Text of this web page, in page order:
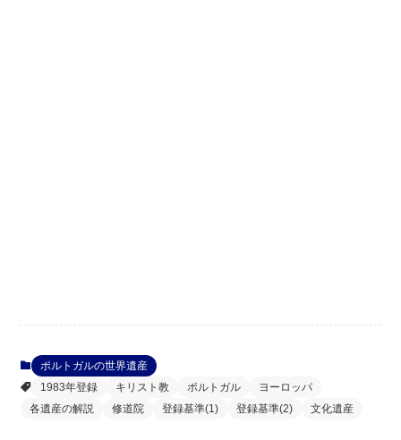
ポルトガルの世界遺産
1983年登録
キリスト教 ポルトガル
ヨーロッパ
各遺産の解説
修道院 登録基準(1) 登録基準(2) 文化遺産